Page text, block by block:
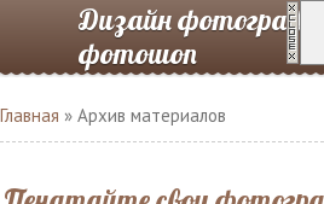
Дизайн фотографий
фотошоп
Главная » Архив материалов